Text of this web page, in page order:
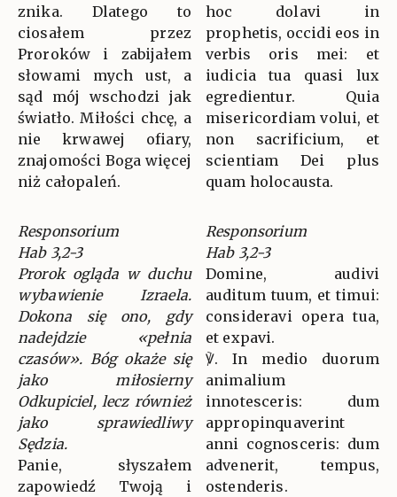
znika. Dlatego to
ciosałem przez
Proroków i zabijałem
słowami mych ust, a
sąd mój wschodzi jak
światło. Miłości chcę, a
nie krwawej ofiary,
znajomości Boga więcej
niż całopaleń.
hoc dolavi in
prophetis, occidi eos in
verbis oris mei: et
iudicia tua quasi lux
egredientur. Quia
misericordiam volui, et
non sacrificium, et
scientiam Dei plus
quam holocausta.
Responsorium
Hab 3,2-3
Prorok ogląda w duchu
wybawienie Izraela.
Dokona się ono, gdy
nadejdzie «pełnia
czasów». Bóg okaże się
jako miłosierny
Odkupiciel, lecz również
jako sprawiedliwy
Sędzia.
Panie, słyszałem
zapowiedź Twoją i
Responsorium
Hab 3,2-3
Domine, audivi
auditum tuum, et timui:
consideravi opera tua,
et expavi.
℣. In medio duorum
animalium
innotesceris: dum
appropinquaverint
anni cognosceris: dum
advenerit, tempus,
ostenderis.